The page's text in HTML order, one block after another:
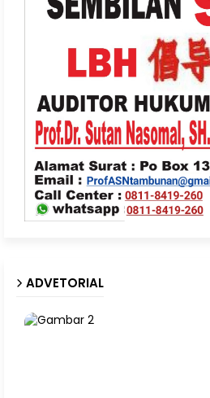
ADVETORIAL